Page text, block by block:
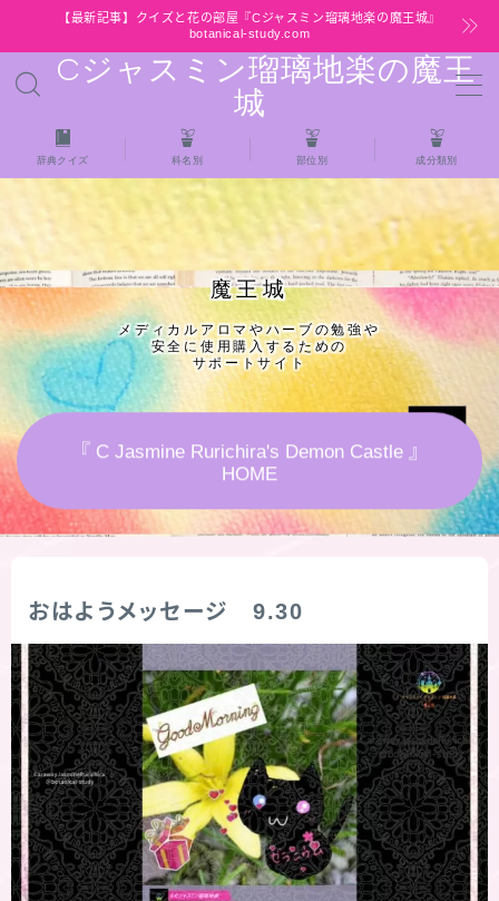
【最新記事】クイズと花の部屋『Cジャスミン瑠璃地楽の魔王城』
botanical-study.com
Cジャスミン瑠璃地楽の魔王
城
MENU
HOME
【最新】クイズと花の部屋
★全種/アロマハーブスパイス基材 プチ辞典ク
イズ＆プチ辞典
★アロマ検定＋αクイズ
★アロマハーブ傾向チェック
秘密部屋
お知らせ
公式ウェブサイト『Botanical Study』
Cジャスミン瑠璃地楽の主な活動先リンク集
プロフィール
辞典クイズ 科名別 部位別 成分類別
魔王城
メディカルアロマやハーブの勉強や
安全に使用購入するための
サポートサイト
『 C Jasmine Rurichira's Demon Castle 』
HOME
おはようメッセージ 9.30